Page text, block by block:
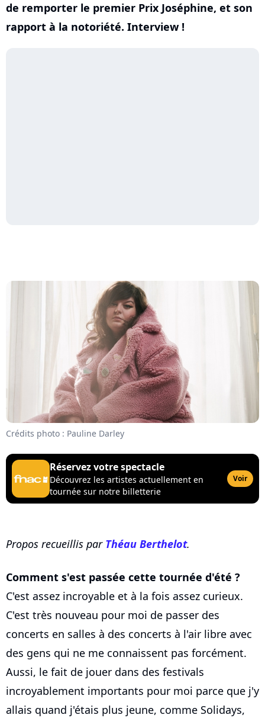
de remporter le premier Prix Joséphine, et son
rapport à la notoriété. Interview !
Crédits photo : Pauline Darley
Réservez votre spectacle
Découvrez les artistes actuellement en
tournée sur notre billetterie
Voir
Propos recueillis par Théau Berthelot.
Comment s'est passée cette tournée d'été ?
C'est assez incroyable et à la fois assez curieux.
C'est très nouveau pour moi de passer des
concerts en salles à des concerts à l'air libre avec
des gens qui ne me connaissent pas forcément.
Aussi, le fait de jouer dans des festivals
incroyablement importants pour moi parce que j'y
allais quand j'étais plus jeune, comme Solidays,